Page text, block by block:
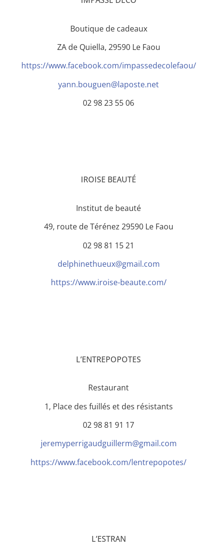
Boutique de cadeaux
ZA de Quiella, 29590 Le Faou
https://www.facebook.com/impassedecolefaou/
yann.bouguen@laposte.net
02 98 23 55 06
IROISE BEAUTÉ
Institut de beauté
49, route de Térénez 29590 Le Faou
02 98 81 15 21
delphinethueux@gmail.com
https://www.iroise-beaute.com/
L’ENTREPOPOTES
Restaurant
1, Place des fuillés et des résistants
02 98 81 91 17
jeremyperrigaudguillerm@gmail.com
https://www.facebook.com/lentrepopotes/
L’ESTRAN